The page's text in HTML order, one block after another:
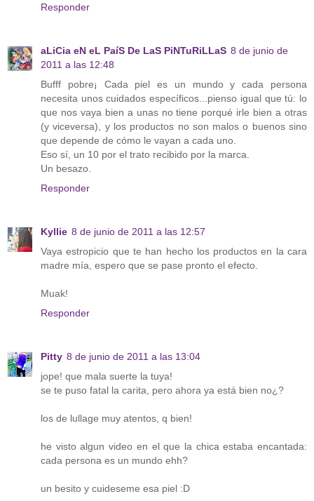
Responder
aLiCia eN eL PaíS De LaS PiNTuRiLLaS 8 de junio de
2011 a las 12:48
Bufff pobre¡ Cada piel es un mundo y cada persona
necesita unos cuidados específicos...pienso igual que tú: lo
que nos vaya bien a unas no tiene porqué irle bien a otras
(y viceversa), y los productos no son malos o buenos sino
que depende de cómo le vayan a cada uno.
Eso sí, un 10 por el trato recibido por la marca.
Un besazo.
Responder
Kyllie 8 de junio de 2011 a las 12:57
Vaya estropicio que te han hecho los productos en la cara
madre mía, espero que se pase pronto el efecto.
Muak!
Responder
Pitty 8 de junio de 2011 a las 13:04
jope! que mala suerte la tuya!
se te puso fatal la carita, pero ahora ya está bien no¿?
los de lullage muy atentos, q bien!
he visto algun video en el que la chica estaba encantada:
cada persona es un mundo ehh?
un besito y cuideseme esa piel :D